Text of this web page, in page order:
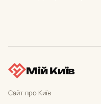
Мій Київ
Сайт про Київ